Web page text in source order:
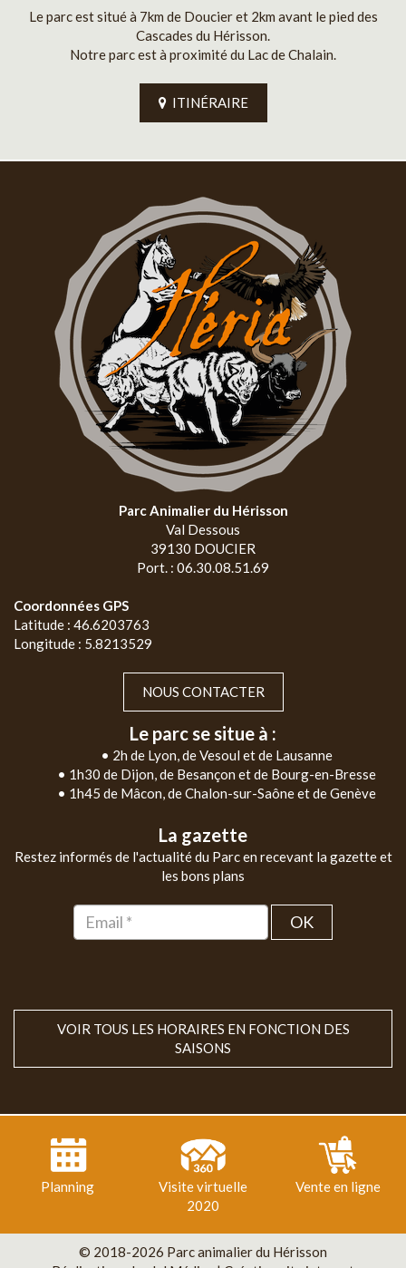
Le parc est situé à 7km de Doucier et 2km avant le pied des
Cascades du Hérisson.
Notre parc est à proximité du Lac de Chalain.
ITINÉRAIRE
Parc Animalier du Hérisson
Val Dessous
39130 DOUCIER
Port. : 06.30.08.51.69
Coordonnées GPS
Latitude : 46.6203763
Longitude : 5.8213529
NOUS CONTACTER
Le parc se situe à :
• 2h de Lyon, de Vesoul et de Lausanne
• 1h30 de Dijon, de Besançon et de Bourg-en-Bresse
• 1h45 de Mâcon, de Chalon-sur-Saône et de Genève
La gazette
Restez informés de l'actualité du Parc en recevant la gazette et
les bons plans
OK
VOIR TOUS LES HORAIRES EN FONCTION DES
SAISONS
Planning
Visite virtuelle
2020
Vente en ligne
© 2018-2026 Parc animalier du Hérisson